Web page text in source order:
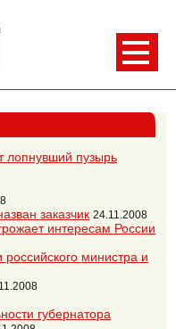
лопнувший пузырь
заказчик 24.11.2008
интересам России
министра и
губернатора